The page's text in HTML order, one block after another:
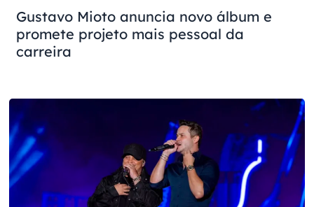
Gustavo Mioto anuncia novo álbum e
promete projeto mais pessoal da
carreira